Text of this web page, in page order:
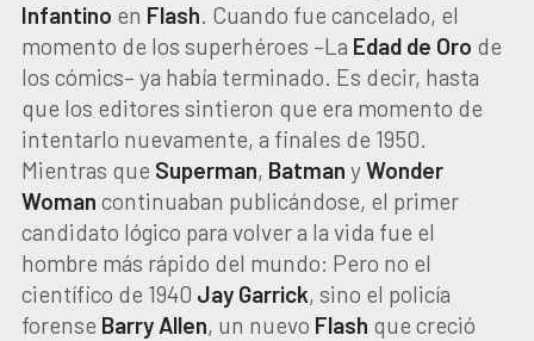
Infantino en Flash. Cuando fue cancelado, el
momento de los superhéroes –La Edad de Oro de
los cómics– ya había terminado. Es decir, hasta
que los editores sintieron que era momento de
intentarlo nuevamente, a finales de 1950.
Mientras que Superman, Batman yWonder
Woman continuaban publicándose, el primer
candidato lógico para volver a la vida fue el
hombre más rápido del mundo: Pero no el
científico de 1940 Jay Garrick, sino el policía
forense Barry Allen, un nuevo Flash que creció